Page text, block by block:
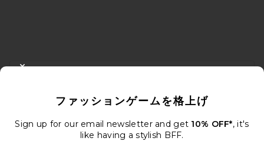
FOOTER
メールを送信することにより、当社のニュースレターに登録。いつで
Email Address
ファッションゲームを格上げ
Sign up for our email newsletter and get 10% OFF*, it's
like having a stylish BFF.